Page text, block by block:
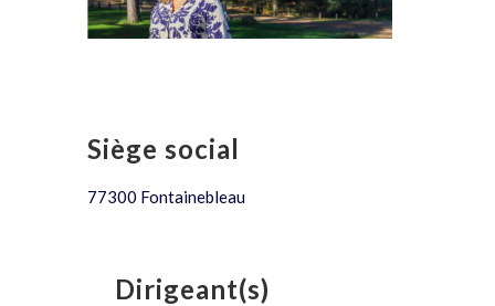
Siège social
77300 Fontainebleau
Dirigeant(s)